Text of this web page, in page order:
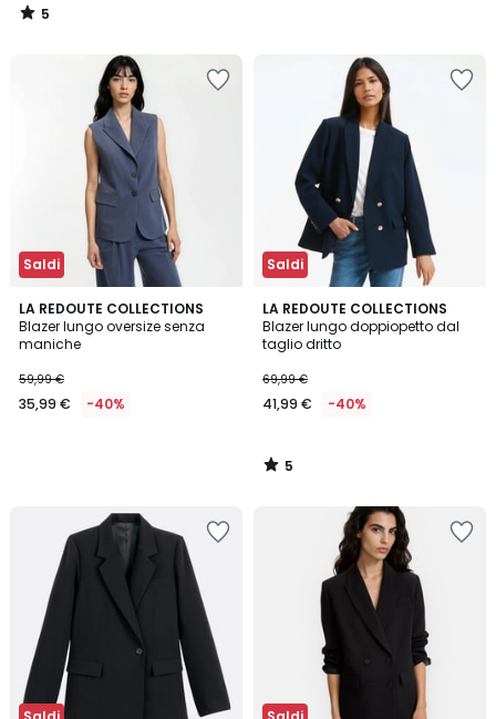
5
/
Saldi
LA REDOUTE COLLECTIONS
Blazer lungo oversize senza
maniche
59,99 €
35,99 € -40%
Saldi
LA REDOUTE COLLECTIONS
Blazer lungo doppiopetto dal
taglio dritto
69,99 €
41,99 € -40%
5
/
5
5
/